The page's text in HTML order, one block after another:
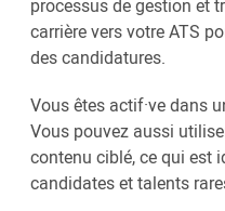
processus de gestion et
carrière vers votre ATS
des candidatures.
Vous êtes actif·ve dans
Vous pouvez aussi
contenu ciblé, ce qui est
candidates et talents